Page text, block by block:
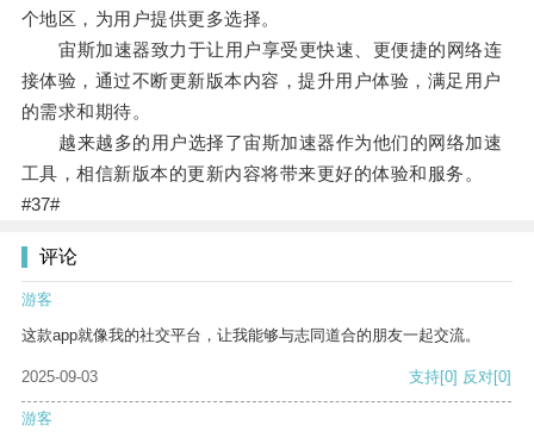
个地区，为用户提供更多选择。
宙斯加速器致力于让用户享受更快速、更便捷的网络连
接体验，通过不断更新版本内容，提升用户体验，满足用户
的需求和期待。
越来越多的用户选择了宙斯加速器作为他们的网络加速
工具，相信新版本的更新内容将带来更好的体验和服务。
#37#
评论
游客
这款app就像我的社交平台，让我能够与志同道合的朋友一起交流。
2025-09-03 支持[0] 反对[0]
游客